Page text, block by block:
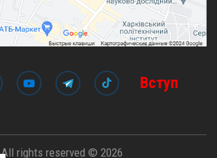
Вступ
All rights reserved © 2026